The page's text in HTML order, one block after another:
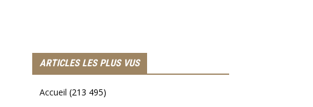
ARTICLES LES PLUS VUS
Accueil (213 495)